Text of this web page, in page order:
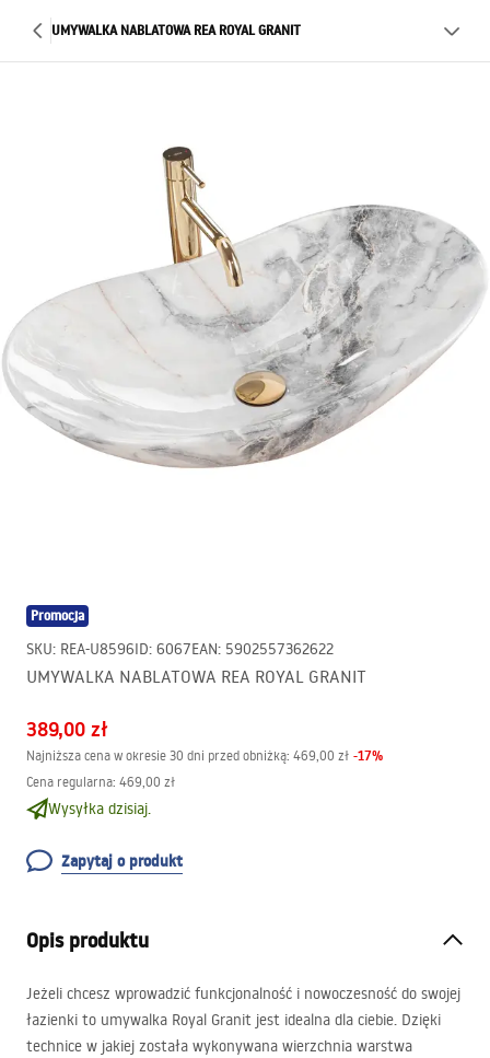
UMYWALKA NABLATOWA REA ROYAL GRANIT
Promocja
SKU: REA-U8596ID: 6067EAN: 5902557362622
UMYWALKA NABLATOWA REA ROYAL GRANIT
389,00 zł
Najniższa cena w okresie 30 dni przed obniżką: 469,00 zł -17%
Cena regularna: 469,00 zł
Wysyłka dzisiaj.
Zapytaj o produkt
Opis produktu
Jeżeli chcesz wprowadzić funkcjonalność i nowoczesność do swojej
łazienki to umywalka Royal Granit jest idealna dla ciebie. Dzięki
technice w jakiej została wykonywana wierzchnia warstwa